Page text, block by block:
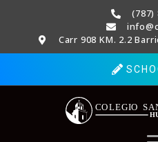
(787)
Carr 908 KM. 2.2